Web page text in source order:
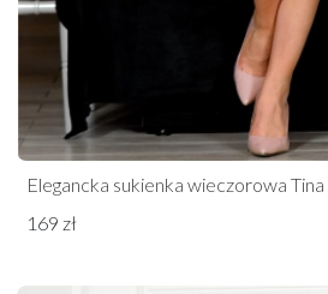
Elegancka sukienka wieczorowa Tina
169 zł